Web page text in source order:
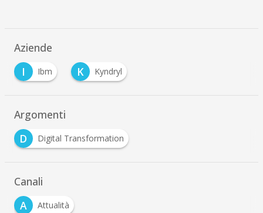
Aziende
I
Ibm K Kyndryl
Argomenti
D
Digital Transformation
Canali
A
Attualità